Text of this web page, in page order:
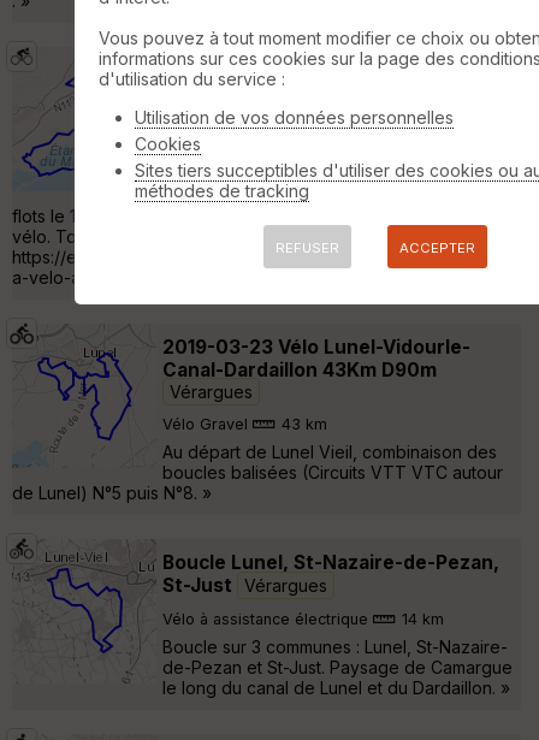
Rapha Women's 100 Palavas-les-flots
15/09/18
Cyclotourisme 100 km 180 m
Cette trâce GPX a été réalisée par les
magasins Cyrpéo pour la sortie Rapha
Women's 100 qui se déroule à Palavas-les-
flots le 15/09/18 dans le cadre de la fête de la Méditerranée à
vélo. Toutes les infos via
https://ellesfontduvelo.com/2018/08/fete-de-la-mediterranee-
a-velo-avec-elles-font-du-velo/ Bien à vélo »
2019-03-23 Vélo Lunel-Vidourle-
Canal-Dardaillon 43Km D90m
Vérargues
Vélo Gravel 43 km
Au départ de Lunel Vieil, combinaison des
boucles balisées (Circuits VTT VTC autour
de Lunel) N°5 puis N°8. »
Boucle Lunel, St-Nazaire-de-Pezan,
St-Just
Vérargues
Vélo à assistance électrique 14 km
Boucle sur 3 communes : Lunel, St-Nazaire-
de-Pezan et St-Just. Paysage de Camargue
le long du canal de Lunel et du Dardaillon. »
Vous pouvez à tout moment modifier ce choix ou
informations sur ces cookies sur la page des
d'utilisation du service :
Utilisation de vos données personnelles
Cookies
Sites tiers succeptibles d'utiliser des cookies ou
méthodes de tracking
REFUSER ACCEPTER